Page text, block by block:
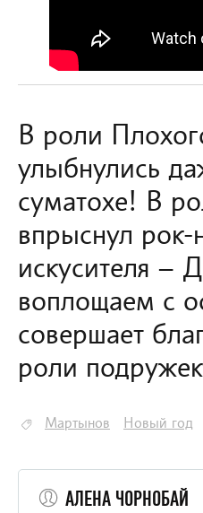
В роли
улыбнулись
суматохе! В
впрыснул
искусителя –
воплощаем с
совершает
роли
Мартынов Новый год
АЛЕНА ЧОРНОБАЙ